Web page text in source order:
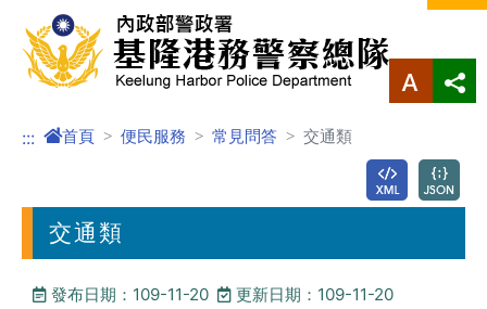
進入內容區塊
::: 首頁 便民服務 常見問答 交通類
交通類
發布日期：109-11-20
更新日期：109-11-20